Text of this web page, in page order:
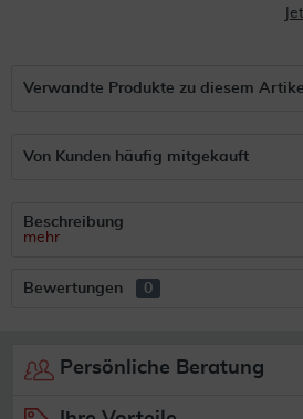
Verwandte Produkte zu diesem Artikel
Von Kunden häufig mitgekauft
Beschreibung
mehr
Bewertungen 0
Persönliche Beratung